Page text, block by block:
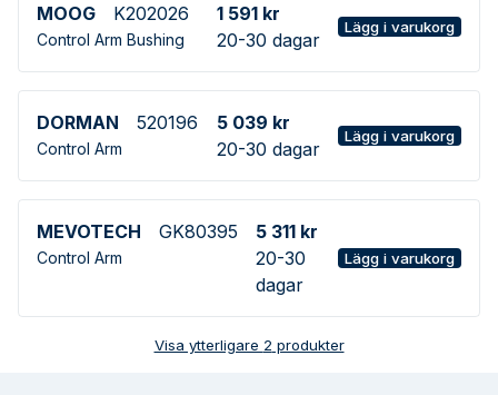
MOOG K202026
Control Arm Bushing
1 591 kr
20-30 dagar
Lägg i varukorg
DORMAN 520196
Control Arm
5 039 kr
20-30 dagar
Lägg i varukorg
MEVOTECH GK80395
Control Arm
5 311 kr
20-30
dagar
Lägg i varukorg
Visa ytterligare 2 produkter